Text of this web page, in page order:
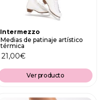
Intermezzo
Medias de patinaje artístico
térmica
21,00€
Ver producto